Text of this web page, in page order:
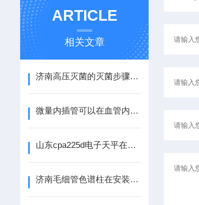
ARTICLE
相关文章
济南高压灭菌的灭菌步骤和注意事项
微量内插管可以在血管内部进行精确的操作
山东cpa225d电子天平在科学实验中的应用及其*性
济南毛细管色谱柱在安装前的准备和注意事项